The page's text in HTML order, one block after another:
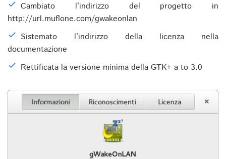
Cambiato l’indirizzo del progetto in
http://url.muflone.com/gwakeonlan
Sistemato l’indirizzo della licenza nella
documentazione
Rettificata la versione minima della GTK+ a to 3.0